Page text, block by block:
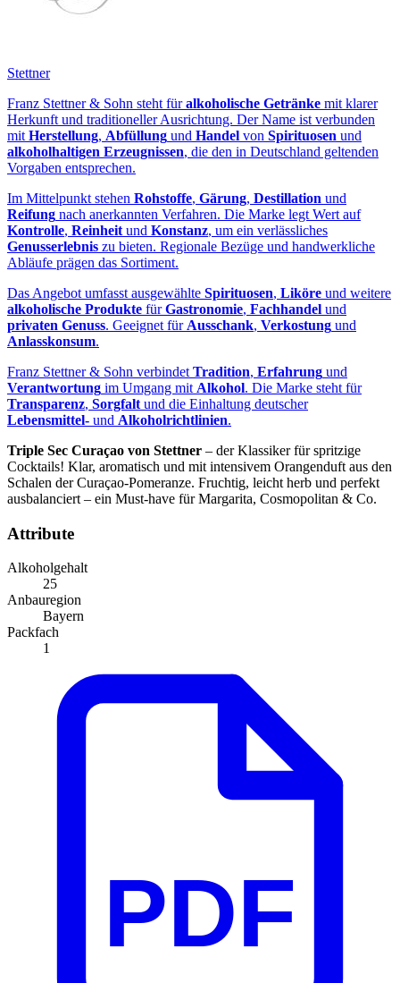
Stettner
Franz Stettner & Sohn steht füralkoholische Getränke mit klarer
Herkunft und traditioneller Ausrichtung. Der Name ist verbunden
mit Herstellung, Abfüllung und Handel von Spirituosen und
alkoholhaltigen Erzeugnissen, die den in Deutschland geltenden
Vorgaben entsprechen.
Im Mittelpunkt stehen Rohstoffe, Gärung, Destillation und
Reifung nach anerkannten Verfahren. Die Marke legt Wert auf
Kontrolle, Reinheit und Konstanz, um ein verlässliches
Genusserlebnis zu bieten. Regionale Bezüge und handwerkliche
Abläufe prägen das Sortiment.
Das Angebot umfasst ausgewählte Spirituosen, Liköre und weitere
alkoholische Produkte fürGastronomie, Fachhandel und
privaten Genuss. Geeignet für Ausschank, Verkostung und
Anlasskonsum.
Franz Stettner & Sohn verbindet Tradition, Erfahrung und
Verantwortung im Umgang mit Alkohol. Die Marke steht für
Transparenz, Sorgfalt und die Einhaltung deutscher
Lebensmittel- und Alkoholrichtlinien.
Triple Sec Curaçao von Stettner – der Klassiker für spritzige
Cocktails! Klar, aromatisch und mit intensivem Orangenduft aus den
Schalen der Curaçao-Pomeranze. Fruchtig, leicht herb und perfekt
ausbalanciert – ein Must-have für Margarita, Cosmopolitan & Co.
Attribute
Alkoholgehalt
25
Anbauregion
Bayern
Packfach
1
PDF